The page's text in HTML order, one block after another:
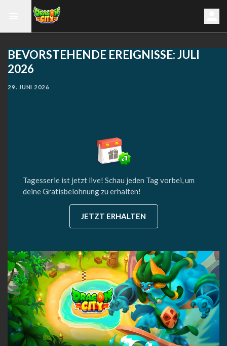
BEVORSTEHENDE EREIGNISSE: JULI
2026
29. JUNI 2026
Tagesserie ist jetzt live! Schau jeden Tag vorbei, um
deine Gratisbelohnung zu erhalten!
JETZT ERHALTEN